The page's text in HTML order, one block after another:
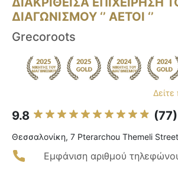
ΔΙΑΓΩΝΙΣΜΟΥ ‘’ ΑΕΤΟΙ ‘’
Grecoroots
9.8 (77)
Θεσσαλονίκη, 7 Pterarchou Themeli Street
Εμφάνιση αριθμού